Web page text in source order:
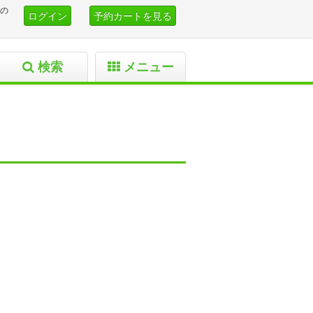
ログイン 予約カートを見る
検索 メニュー